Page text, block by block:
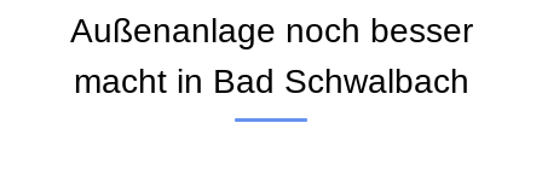
Außenanlage noch besser
macht in Bad Schwalbach